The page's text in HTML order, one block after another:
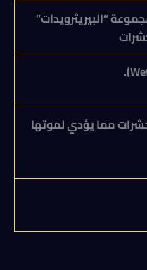
“البيريثرويدات”
).
مما يؤدي لموتها